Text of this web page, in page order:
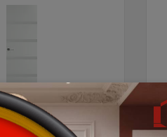
Tivoli /
Тиволи Д-4
Невидимка
34 300 ₽